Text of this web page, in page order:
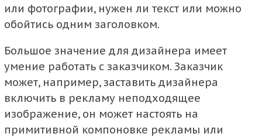
или фотографии, нужен ли текст или можно
обойтись одним заголовком.
Большое значение для дизайнера имеет
умение работать с заказчиком. Заказчик
может, например, заставить дизайнера
включить в рекламу неподходящее
изображение, он может настоять на
примитивной компоновке рекламы или